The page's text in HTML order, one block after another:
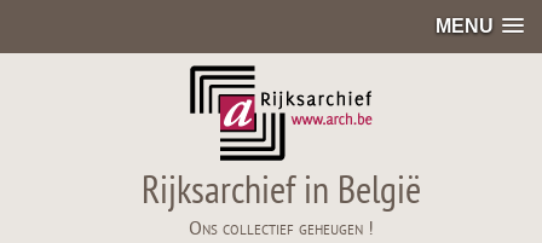
MENU
Rijksarchief in België
Ons collectief geheugen !